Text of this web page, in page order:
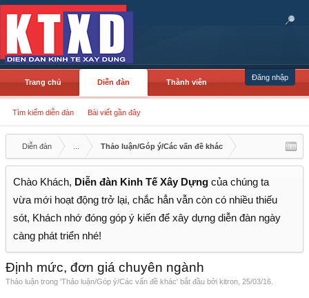
Đăng nhập
Trang chủ Diễn đàn
Tìm kiếm diễn đàn Bài viết gần đây
Thành viên
Diễn đàn Thảo luận/Góp ý/Các vấn đề khác
Chào Khách, Diễn đàn Kinh Tế Xây Dựng của chúng ta
vừa mới hoạt động trở lại, chắc hẳn vẫn còn có nhiều thiếu
sót, Khách nhớ đóng góp ý kiến để xây dựng diễn đàn ngày
càng phát triển nhé!
Định mức, đơn giá chuyên ngành
Thảo luận trong 'Thảo luận/Góp ý/Các vấn đề khác' bắt đầu bởi kitron 25/03/16